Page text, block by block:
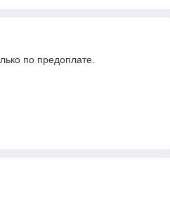
по предоплате.